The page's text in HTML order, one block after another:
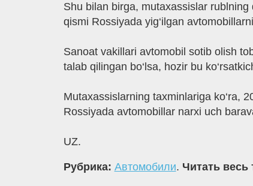
Shu bilan birga, mutaxassislar
qismi Rossiyada yig‘ilgan
Sanoat vakillari avtomobil sotib olish
talab qilingan bo‘lsa, hozir bu
Mutaxassislarning taxminlariga ko‘ra,
Rossiyada avtomobillar narxi uch
UZ.
Рубрика: Автомобили. Читать весь